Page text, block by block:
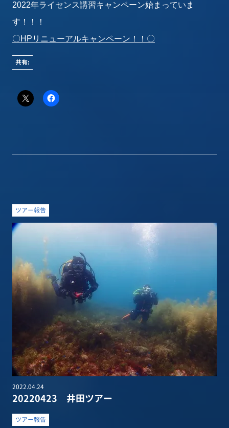
2022年ライセンス講習キャンペーン始まっていま
す！！！
〇HPリニューアルキャンペーン！！〇
共有:
ツアー報告
2022.04.24
20220423 井田ツアー
ツアー報告